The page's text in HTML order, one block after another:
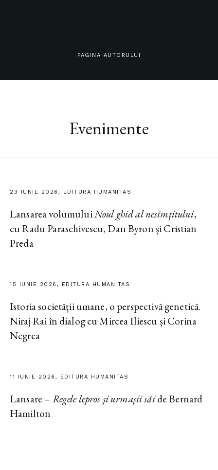
PAGINA AUTORULUI
Evenimente
23 IUNIE 2026, EDITURA HUMANITAS
Lansarea volumuluiNoul ghid al nesimțitului,
cu Radu Paraschivescu, Dan Byron și Cristian
Preda
15 IUNIE 2026, EDITURA HUMANITAS
Istoria societății umane, o perspectivă genetică.
Niraj Rai în dialog cu Mircea Iliescu și Corina
Negrea
11 IUNIE 2026, EDITURA HUMANITAS
Lansare – Regele lepros și urmașii săide Bernard
Hamilton